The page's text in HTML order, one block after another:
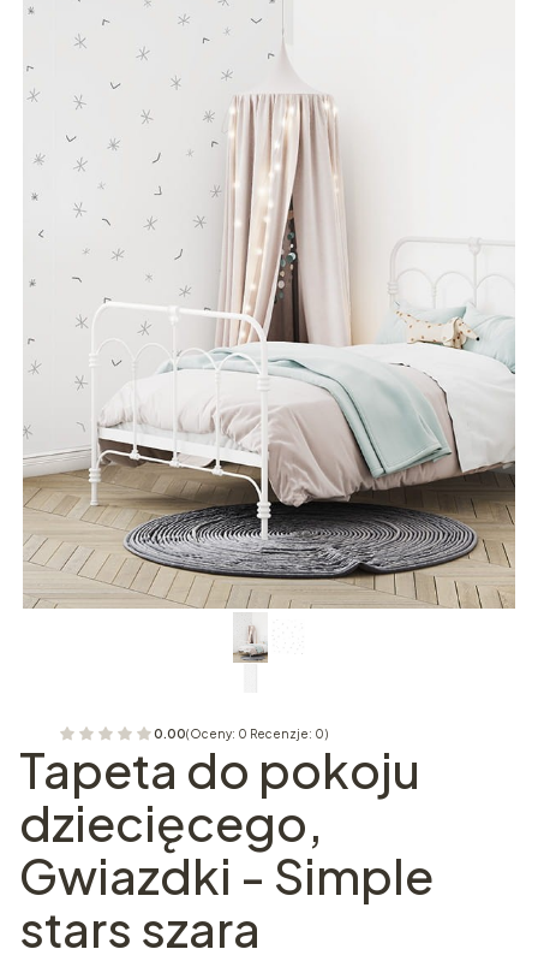
0.00(Oceny: 0 Recenzje: 0)
Tapeta do pokoju
dziecięcego,
Gwiazdki - Simple
stars szara